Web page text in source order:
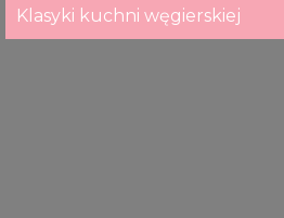
Klasyki kuchni węgierskiej